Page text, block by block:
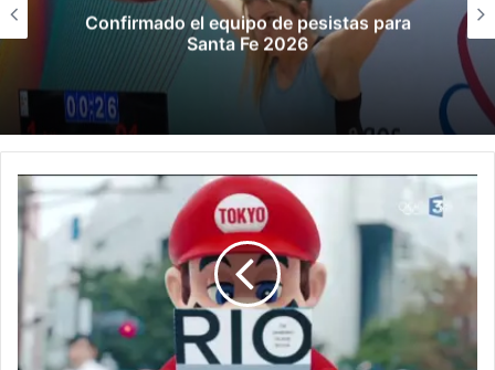
Los seleccionados de sóftbol
convocados para los
Suramericanos 2026